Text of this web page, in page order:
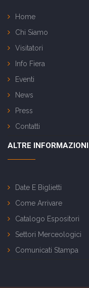
Home
Chi Siamo
Visitatori
Info Fiera
Eventi
News
Press
Contatti
ALTRE INFORMAZIONI
Date E Biglietti
Come Arrivare
Catalogo Espositori
Settori Merceologici
Comunicati Stampa